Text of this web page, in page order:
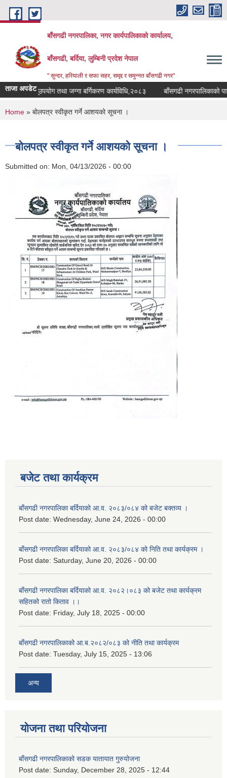
Skip to main content
बाँसगढी नगरपालिका, नगर कार्यपालिकाकाे कार्यालय,
बाँसगढी, बर्दिया, लुम्बिनी प्रदेश नेपाल
" सुन्दर, हरियाली र सफा सहर, समृद्द र समुन्नत बाँसगढी नगर"
ताजा अपडेटभूउपयोग तथा जग्गा बर्गिकरण कार्यविधि,२०८३ बाँसगढी नगरपालिकाको
You are here
Home » बोलपत्र स्वीकृत गर्ने आशयको सूचना ।
बोलपत्र स्वीकृत गर्ने आशयको सूचना ।
Submitted on: Mon, 04/13/2026 - 00:00
बजेट तथा कार्यक्रम
बाँसगढी नगरपालिका बर्दियाको आ.व. २०८३/०८४ को बजेट बक्तव्य ।
Post date: Wednesday, June 24, 2026 - 00:00
बाँसगढी नगरपालिका बर्दियाको आ.व. २०८३/०८४ को निति तथा कार्यक्रम ।
Post date: Saturday, June 20, 2026 - 00:00
बाँसगढी नगरपालिका बर्दियाको आ.व. २०८२।०८३ को बजेट तथा कार्यक्रम
सहितको रातो किताव ।।
Post date: Friday, July 18, 2025 - 00:00
बाँसगढी नगरपालिकाको आ.ब.२०८२/०८३ को नीति तथा कार्यक्रम
Post date: Tuesday, July 15, 2025 - 13:06
अन्य
योजना तथा परियोजना
बाँसगढी नगरपालिकाको सडक यातायात गुरुयोजना
Post date: Sunday, December 28, 2025 - 12:44